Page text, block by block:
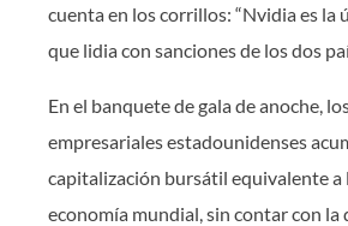
cuenta en los corrillos: “Nvidia es la
que lidia con sanciones de los dos
En el banquete de gala de anoche,
empresariales estadounidenses
capitalización bursátil equivalente a
economía mundial, sin contar con la